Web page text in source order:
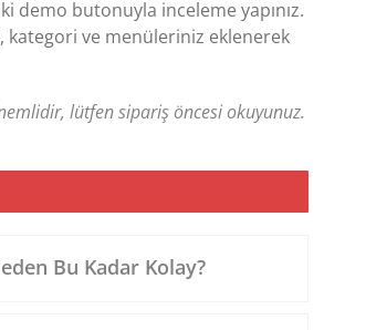
demo butonuyla inceleme yapınız.
kategori ve menüleriniz eklenerek
lütfen sipariş öncesi okuyunuz.
Bu Kadar Kolay?